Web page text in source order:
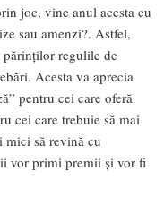
joc, vine anul acesta cu
sau amenzi?. Astfel,
regulile de
Acesta va aprecia
pentru cei care oferă
cei care trebuie să mai
mici să revină cu
vor primi premii și vor fi